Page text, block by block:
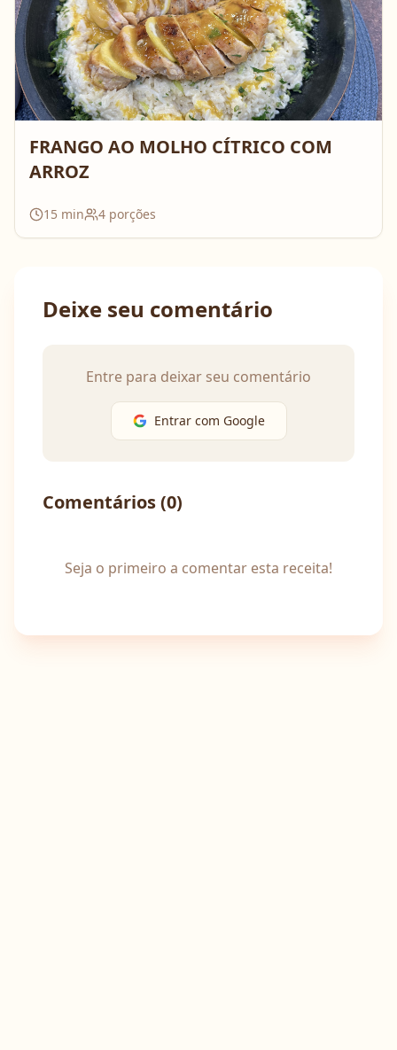
FRANGO AO MOLHO CÍTRICO COM
ARROZ
15 min 4 porções
Deixe seu comentário
Entre para deixar seu comentário
Entrar com Google
Comentários (0)
Seja o primeiro a comentar esta receita!